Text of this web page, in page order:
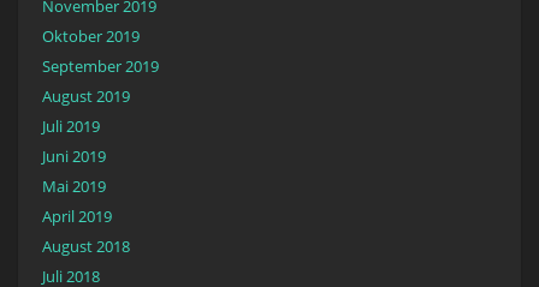
November 2019
Oktober 2019
September 2019
August 2019
Juli 2019
Juni 2019
Mai 2019
April 2019
August 2018
Juli 2018